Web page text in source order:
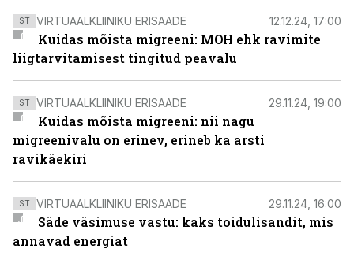
ST VIRTUAALKLIINIKU ERISAADE 12.12.24, 17:00
Kuidas mõista migreeni: MOH ehk ravimite
liigtarvitamisest tingitud peavalu
ST VIRTUAALKLIINIKU ERISAADE 29.11.24, 19:00
Kuidas mõista migreeni: nii nagu
migreenivalu on erinev, erineb ka arsti
ravikäekiri
ST VIRTUAALKLIINIKU ERISAADE 29.11.24, 16:00
Säde väsimuse vastu: kaks toidulisandit, mis
annavad energiat